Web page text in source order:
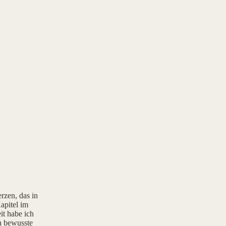
das in
im
habe ich
bewusste